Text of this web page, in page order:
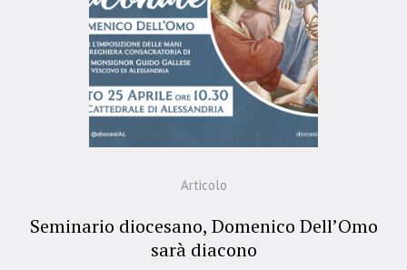
Articolo
Seminario diocesano, Domenico Dell’Omo
sarà diacono